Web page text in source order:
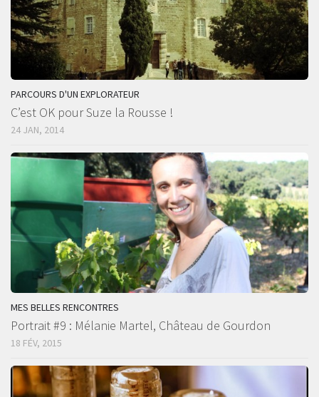
PARCOURS D'UN EXPLORATEUR
C’est OK pour Suze la Rousse !
24 JAN, 2014
MES BELLES RENCONTRES
Portrait #9 : Mélanie Martel, Château de Gourdon
18 FÉV, 2015